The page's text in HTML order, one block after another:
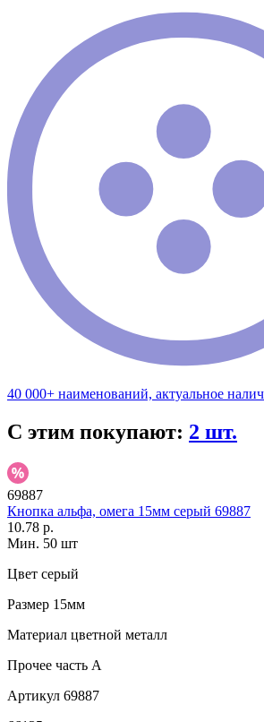
40 000+ наименований, актуальное
С этим покупают: 2 шт.
69887
Кнопка альфа, омега 15мм серый 69887
10.78 р.
Мин. 50 шт
Цвет серый
Размер 15мм
Материал цветной металл
Прочее часть A
Артикул 69887